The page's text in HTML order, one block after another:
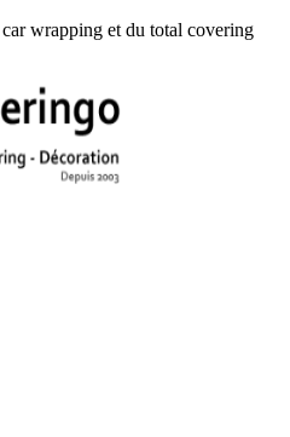
wrapping et du total covering